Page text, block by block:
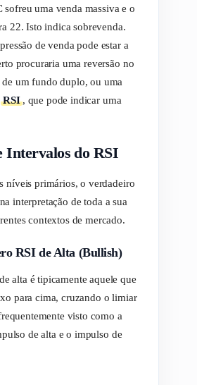
uma venda massiva e o
22. Isto indica sobrevenda.
de venda pode estar a
procuraria uma reversão no
um fundo duplo, ou uma
RSI, que pode indicar uma
Intervalos do RSI
níveis primários, o verdadeiro
interpretação de toda a sua
contextos de mercado.
RSI de Alta (Bullish)
alta é tipicamente aquele que
para cima, cruzando o limiar
visto como a
de alta e o impulso de